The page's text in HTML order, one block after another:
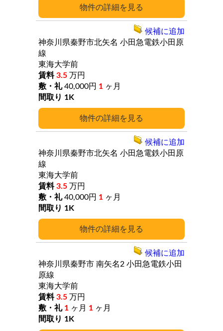
詳細
詳細
神奈川県秦野市北矢名 小田急電鉄小田原
線
東海大学前
3.5 万円
40,000円 1 ヶ月
1K
候補に追加
詳細
神奈川県秦野市北矢名 小田急電鉄小田原
線
東海大学前
3.5 万円
40,000円 1 ヶ月
1K
候補に追加
神奈川県秦野市 南矢名2 小田急電鉄小田
原線
東海大学前
3.5 万円
1 ヶ月 1 ヶ月
1K
候補に追加